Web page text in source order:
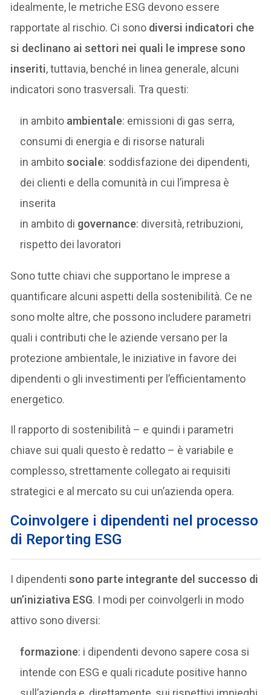
idealmente, le metriche ESG devono essere
rapportate al rischio. Ci sono diversi indicatori che
si declinano ai settori nei quali le imprese sono
inseriti, tuttavia, benché in linea generale, alcuni
indicatori sono trasversali. Tra questi:
in ambito ambientale: emissioni di gas serra,
consumi di energia e di risorse naturali
in ambitosociale: soddisfazione dei dipendenti,
dei clienti e della comunità in cui l’impresa è
inserita
in ambito di governance: diversità, retribuzioni,
rispetto dei lavoratori
Sono tutte chiavi che supportano le imprese a
quantificare alcuni aspetti della sostenibilità. Ce ne
sono molte altre, che possono includere parametri
quali i contributi che le aziende versano per la
protezione ambientale, le iniziative in favore dei
dipendenti o gli investimenti per l’efficientamento
energetico.
Il rapporto di sostenibilità – e quindi i parametri
chiave sui quali questo è redatto – è variabile e
complesso, strettamente collegato ai requisiti
strategici e al mercato su cui un’azienda opera.
Coinvolgere i dipendenti nel processo
di Reporting ESG
I dipendentisono parte integrante del successo di
un’iniziativa ESG. I modi per coinvolgerli in modo
attivo sono diversi:
formazione: i dipendenti devono sapere cosa si
intende con ESG e quali ricadute positive hanno